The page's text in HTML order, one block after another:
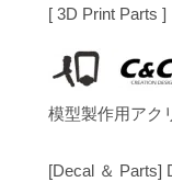
[ 3D Print Parts ]
模型製作用アク
[Decal ＆ Parts]